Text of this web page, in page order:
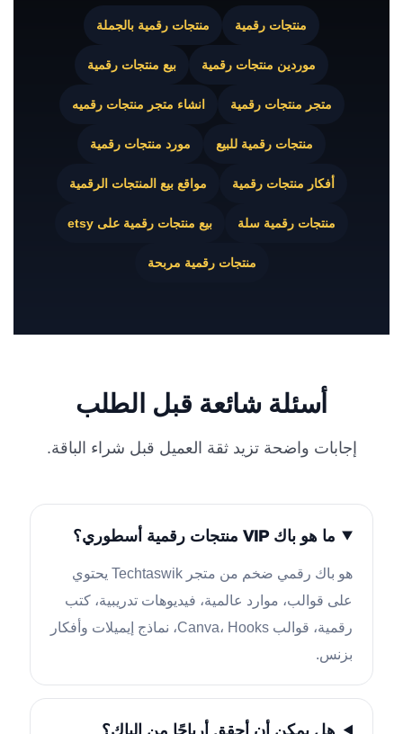
منتجات رقمية منتجات رقمية بالجملة
موردين منتجات رقمية بيع منتجات رقمية
متجر منتجات رقمية انشاء متجر منتجات رقميه
منتجات رقمية للبيع مورد منتجات رقمية
أفكار منتجات رقمية مواقع بيع المنتجات الرقمية
منتجات رقمية سلة بيع منتجات رقمية على etsy
منتجات رقمية مربحة
أسئلة شائعة قبل الطلب
إجابات واضحة تزيد ثقة العميل قبل شراء الباقة.
ما هو باك VIP منتجات رقمية أسطوري؟
هو باك رقمي ضخم من متجر Techtaswik يحتوي
على قوالب، موارد عالمية، فيديوهات تدريبية، كتب
رقمية، قوالب Canva، Hooks، نماذج إيميلات وأفكار
بزنس.
هل يمكن أن أحقق أرباحًا من الباك؟